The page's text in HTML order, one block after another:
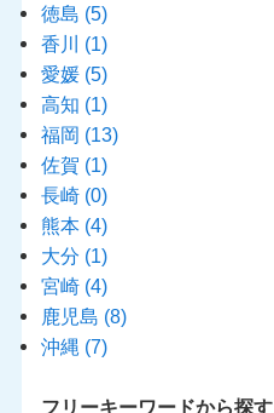
徳島 (5)
香川 (1)
愛媛 (5)
高知 (1)
福岡 (13)
佐賀 (1)
長崎 (0)
熊本 (4)
大分 (1)
宮崎 (4)
鹿児島 (8)
沖縄 (7)
フリーキーワードから探す